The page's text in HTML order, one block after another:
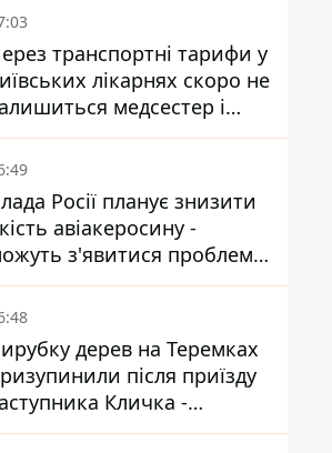
транспортні тарифи у
лікарнях скоро не
медсестер і
- професор
Росії планує знизити
авіакеросину -
з'явитися проблеми
до Якутії
дерев на Теремках
після приїзду
Кличка -
діалог